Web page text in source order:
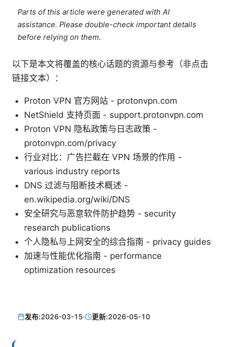
Parts of this article were generated with AI
assistance. Please double-check important details
before relying on them.
以下是本文将覆盖的核心话题的资源与参考（非点击
链接文本）：
Proton VPN 官方网站 - protonvpn.com
NetShield 支持页面 - support.protonvpn.com
Proton VPN 隐私政策与日志政策 -
protonvpn.com/privacy
行业对比：广告拦截在 VPN 场景的作用 -
various industry reports
DNS 过滤与阻断技术概述 -
en.wikipedia.org/wiki/DNS
安全研究与恶意软件防护趋势 - security
research publications
个人隐私与上网安全的综合指南 - privacy guides
加速与性能优化指南 - performance
optimization resources
发布:2026-03-15· 更新:2026-05-10